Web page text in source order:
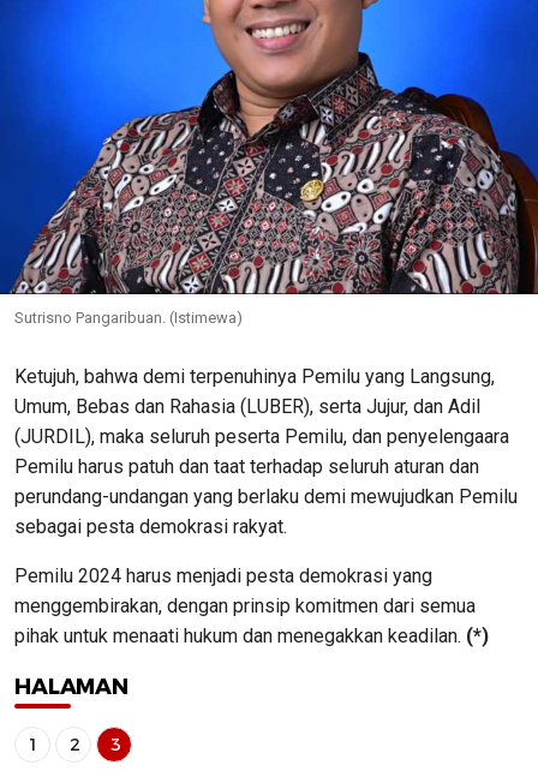
Sutrisno Pangaribuan. (Istimewa)
Ketujuh, bahwa demi terpenuhinya Pemilu yang Langsung,
Umum, Bebas dan Rahasia (LUBER), serta Jujur, dan Adil
(JURDIL), maka seluruh peserta Pemilu, dan penyelengaara
Pemilu harus patuh dan taat terhadap seluruh aturan dan
perundang-undangan yang berlaku demi mewujudkan Pemilu
sebagai pesta demokrasi rakyat.
Pemilu 2024 harus menjadi pesta demokrasi yang
menggembirakan, dengan prinsip komitmen dari semua
pihak untuk menaati hukum dan menegakkan keadilan. (*)
HALAMAN
1 2 3